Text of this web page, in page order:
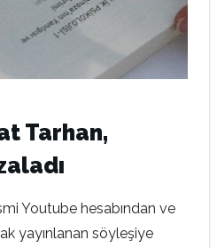
Tarhan,
Youtube hesabından ve
yayınlanan söyleşiye